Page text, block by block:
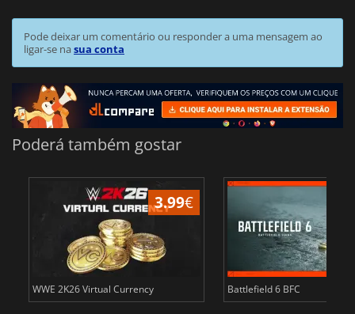
Pode deixar um comentário ou responder a uma mensagem ao
ligar-se nasua conta
Poderá também gostar
3.99€
WWE 2K26 Virtual Currency Battlefield 6 BFC